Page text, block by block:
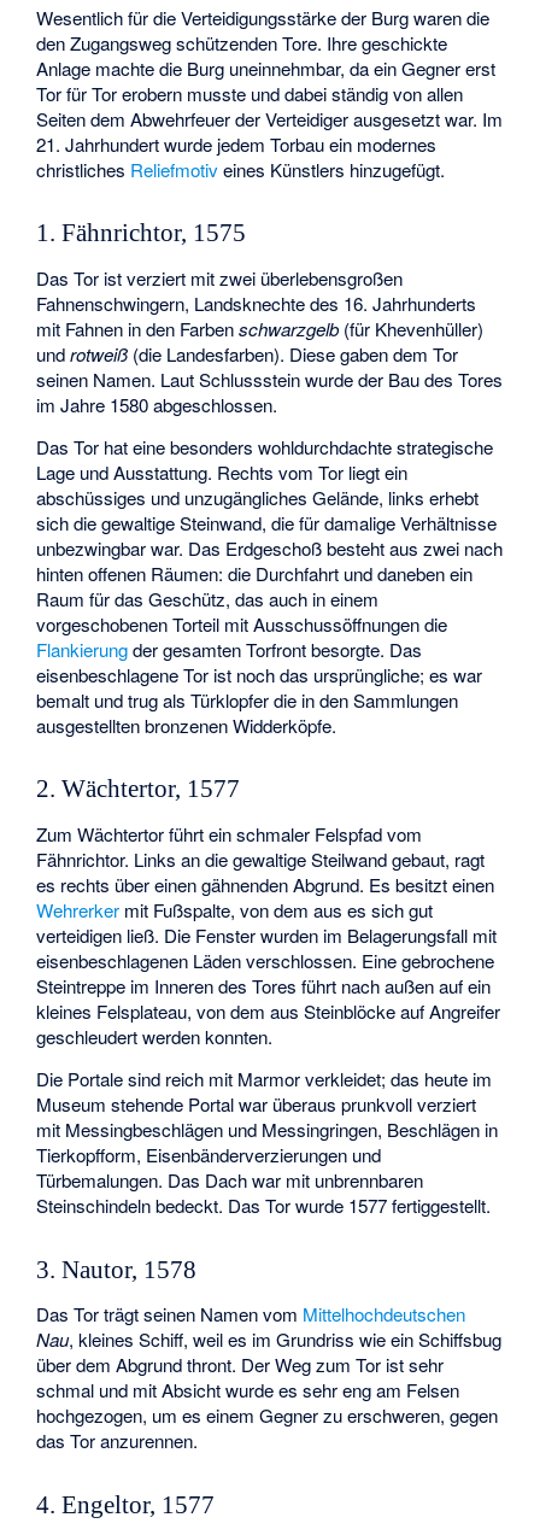
Wesentlich für die Verteidigungsstärke der Burg waren die
den Zugangsweg schützenden Tore. Ihre geschickte
Anlage machte die Burg uneinnehmbar, da ein Gegner erst
Tor für Tor erobern musste und dabei ständig von allen
Seiten dem Abwehrfeuer der Verteidiger ausgesetzt war. Im
21. Jahrhundert wurde jedem Torbau ein modernes
christliches Reliefmotiveines Künstlers hinzugefügt.
1. Fähnrichtor, 1575
Das Tor ist verziert mit zwei überlebensgroßen
Fahnenschwingern, Landsknechte des 16. Jahrhunderts
mit Fahnen in den Farbenschwarzgelb (für Khevenhüller)
undrotweiß (die Landesfarben). Diese gaben dem Tor
seinen Namen. Laut Schlussstein wurde der Bau des Tores
im Jahre 1580 abgeschlossen.
Das Tor hat eine besonders wohldurchdachte strategische
Lage und Ausstattung. Rechts vom Tor liegt ein
abschüssiges und unzugängliches Gelände, links erhebt
sich die gewaltige Steinwand, die für damalige Verhältnisse
unbezwingbar war. Das Erdgeschoß besteht aus zwei nach
hinten offenen Räumen: die Durchfahrt und daneben ein
Raum für das Geschütz, das auch in einem
vorgeschobenen Torteil mit Ausschussöffnungen die
Flankierungder gesamten Torfront besorgte. Das
eisenbeschlagene Tor ist noch das ursprüngliche; es war
bemalt und trug als Türklopfer die in den Sammlungen
ausgestellten bronzenen Widderköpfe.
2. Wächtertor, 1577
Zum Wächtertor führt ein schmaler Felspfad vom
Fähnrichtor. Links an die gewaltige Steilwand gebaut, ragt
es rechts über einen gähnenden Abgrund. Es besitzt einen
Wehrerker mit Fußspalte, von dem aus es sich gut
verteidigen ließ. Die Fenster wurden im Belagerungsfall mit
eisenbeschlagenen Läden verschlossen. Eine gebrochene
Steintreppe im Inneren des Tores führt nach außen auf ein
kleines Felsplateau, von dem aus Steinblöcke auf Angreifer
geschleudert werden konnten.
Die Portale sind reich mit Marmor verkleidet; das heute im
Museum stehende Portal war überaus prunkvoll verziert
mit Messingbeschlägen und Messingringen, Beschlägen in
Tierkopfform, Eisenbänderverzierungen und
Türbemalungen. Das Dach war mit unbrennbaren
Steinschindeln bedeckt. Das Tor wurde 1577 fertiggestellt.
3. Nautor, 1578
Das Tor trägt seinen Namen vom Mittelhochdeutschen
Nau, kleines Schiff, weil es im Grundriss wie ein Schiffsbug
über dem Abgrund thront. Der Weg zum Tor ist sehr
schmal und mit Absicht wurde es sehr eng am Felsen
hochgezogen, um es einem Gegner zu erschweren, gegen
das Tor anzurennen.
4. Engeltor, 1577